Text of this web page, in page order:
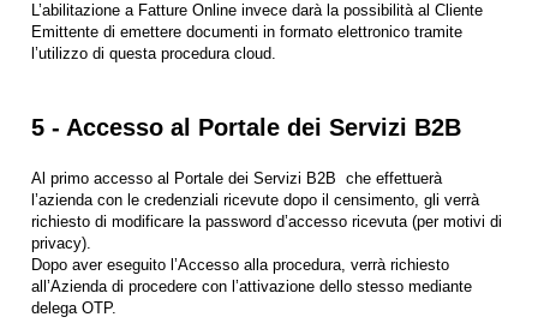
L’abilitazione a Fatture Online invece darà la possibilità al Cliente
Emittente di emettere documenti in formato elettronico tramite
l’utilizzo di questa procedura cloud.
5 - Accesso al Portale dei Servizi B2B
Al primo accesso al Portale dei Servizi B2B che effettuerà
l’azienda con le credenziali ricevute dopo il censimento, gli verrà
richiesto di modificare la password d’accesso ricevuta (per motivi di
privacy).
Dopo aver eseguito l’Accesso alla procedura, verrà richiesto
all’Azienda di procedere con l’attivazione dello stesso mediante
delega OTP.